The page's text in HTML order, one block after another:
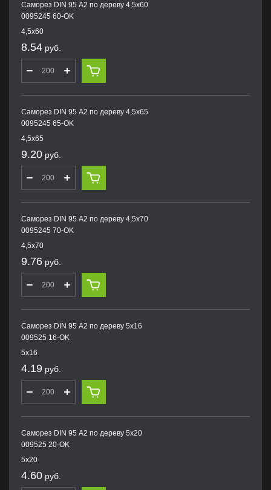
Саморез DIN 95 А2 по дереву 4,5х60
0095245 60-OK
4,5х60
8.54 руб.
Саморез DIN 95 А2 по дереву 4,5х65
0095245 65-OK
4,5х65
9.20 руб.
Саморез DIN 95 А2 по дереву 4,5х70
0095245 70-OK
4,5х70
9.76 руб.
Саморез DIN 95 А2 по дереву 5х16
009525 16-OK
5х16
4.19 руб.
Саморез DIN 95 А2 по дереву 5х20
009525 20-OK
5х20
4.60 руб.